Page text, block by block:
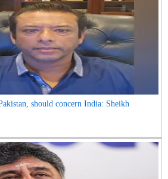
should concern India: Sheikh